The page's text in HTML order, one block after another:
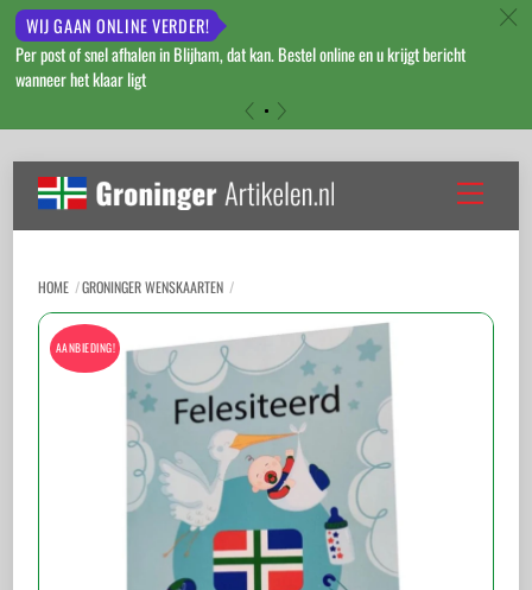
WIJ GAAN ONLINE VERDER!
Per post of snel afhalen in Blijham, dat kan. Bestel online en u krijgt bericht
wanneer het klaar ligt
c
content
Menu
HOME GRONINGER WENSKAARTEN
AANBIEDING!